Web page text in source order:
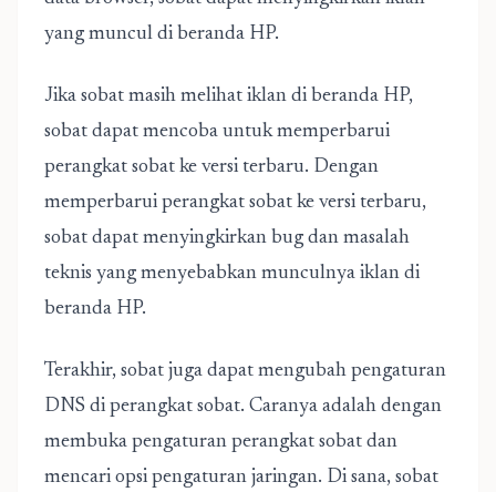
yang muncul di beranda HP.
Jika sobat masih melihat iklan di beranda HP,
sobat dapat mencoba untuk memperbarui
perangkat sobat ke versi terbaru. Dengan
memperbarui perangkat sobat ke versi terbaru,
sobat dapat menyingkirkan bug dan masalah
teknis yang menyebabkan munculnya iklan di
beranda HP.
Terakhir, sobat juga dapat mengubah pengaturan
DNS di perangkat sobat. Caranya adalah dengan
membuka pengaturan perangkat sobat dan
mencari opsi pengaturan jaringan. Di sana, sobat